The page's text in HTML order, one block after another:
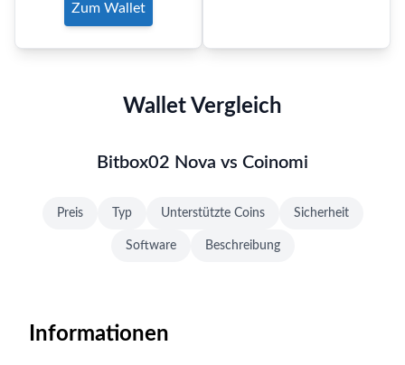
Zum Wallet
Wallet Vergleich
Bitbox02 Nova vs Coinomi
Preis Typ Unterstützte Coins Sicherheit
Software Beschreibung
Informationen